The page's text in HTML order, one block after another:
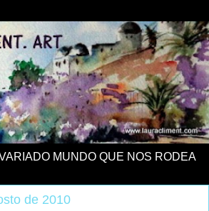
MUNDO QUE NOS RODEA
de 2010